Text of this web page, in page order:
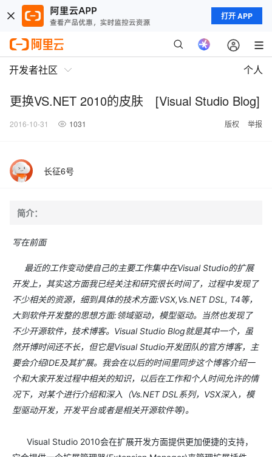
打开 APP
开发者社区 个人
更换VS.NET 2010的皮肤 [Visual Studio Blog]
2016-10-31 1031 版权 举报
长征6号
简介：
写在前面
最近的工作变动使自己的主要工作集中在Visual Studio的扩展
开发上，其实这方面我已经关注和研究很长时间了，过程中发现了
不少相关的资源，细到具体的技术方面:VSX,Vs.NET DSL, T4等，
大到软件开发整的思想方面:领域驱动，模型驱动。当然也发现了
不少开源软件，技术博客。Visual Studio Blog就是其中一个，虽
然开博时间还不长，但它是Visual Studio开发团队的官方博客，主
要会介绍IDE及其扩展。我会在以后的时间里同步这个博客介绍一
个和大家开发过程中相关的知识，以后在工作和个人时间允许的情
况下，对某个进行介绍和深入（Vs.NET DSL系列，VSX深入，模
型驱动开发，开发平台或者是相关开源软件等)。
Visual Studio 2010会在扩展开发方面提供更加便捷的支持，